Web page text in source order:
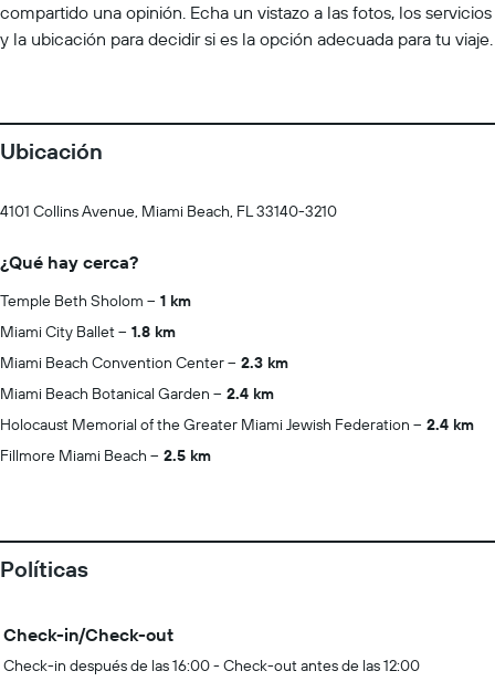
compartido una opinión. Echa un vistazo a las fotos, los servicios
y la ubicación para decidir si es la opción adecuada para tu viaje.
Ubicación
4101 Collins Avenue, Miami Beach, FL 33140-3210
¿Qué hay cerca?
Temple Beth Sholom
1 km
Miami City Ballet
1.8 km
Miami Beach Convention Center
2.3 km
Miami Beach Botanical Garden
2.4 km
Holocaust Memorial of the Greater Miami Jewish Federation
2.4 km
Fillmore Miami Beach
2.5 km
Políticas
Check-in/Check-out
Check-in después de las 16:00 - Check-out antes de las 12:00